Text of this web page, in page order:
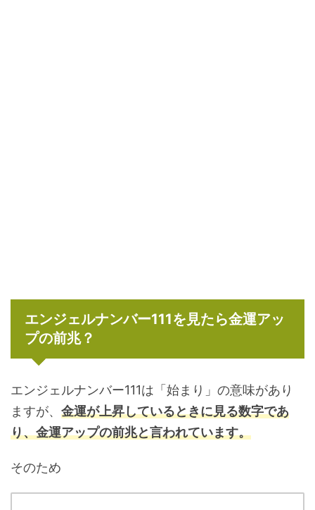
エンジェルナンバー111を見たら金運アッ
プの前兆？
エンジェルナンバー111は「始まり」の意味があり
ますが、 金運が上昇しているときに見る数字であ
り、金運アップの前兆と言われています。
そのため